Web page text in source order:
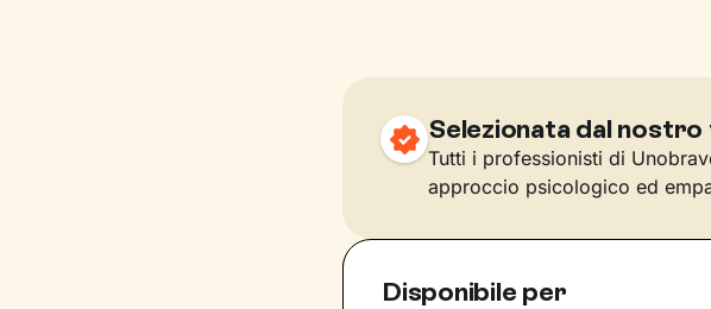
Selezionata dal nostro
Tutti i professionisti di
approccio psicologico ed
Disponibile per